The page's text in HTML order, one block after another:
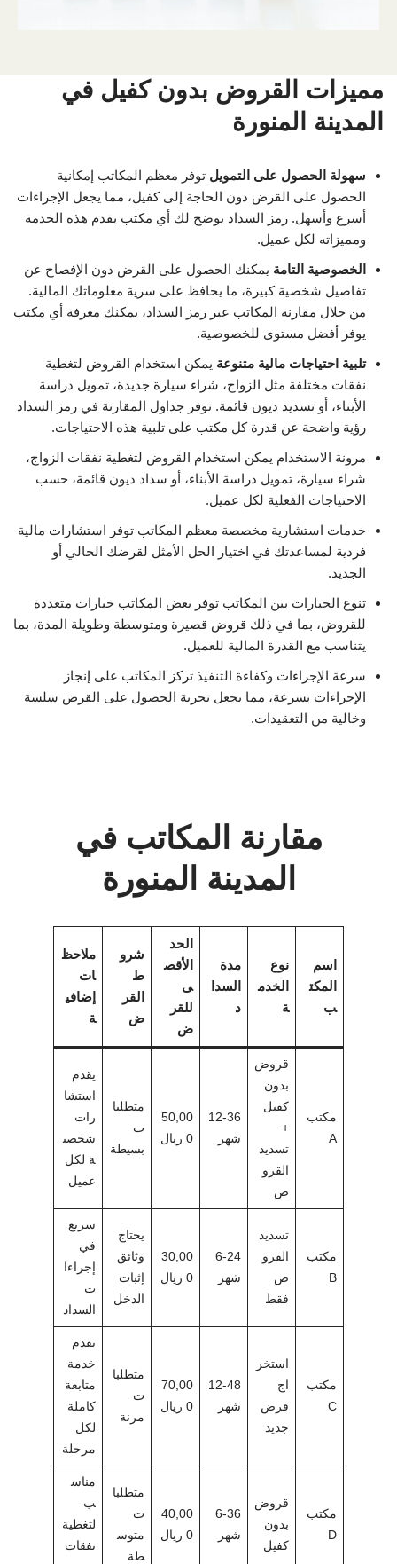
مميزات القروض بدون كفيل في
المدينة المنورة
سهولة الحصول على التمويل توفر معظم المكاتب إمكانية
الحصول على القرض دون الحاجة إلى كفيل، مما يجعل الإجراءات
أسرع وأسهل. رمز السداد يوضح لك أي مكتب يقدم هذه الخدمة
ومميزاته لكل عميل.
الخصوصية التامة يمكنك الحصول على القرض دون الإفصاح عن
تفاصيل شخصية كبيرة، ما يحافظ على سرية معلوماتك المالية.
من خلال مقارنة المكاتب عبر رمز السداد، يمكنك معرفة أي مكتب
يوفر أفضل مستوى للخصوصية.
تلبية احتياجات مالية متنوعة يمكن استخدام القروض لتغطية
نفقات مختلفة مثل الزواج، شراء سيارة جديدة، تمويل دراسة
الأبناء، أو تسديد ديون قائمة. توفر جداول المقارنة في رمز السداد
رؤية واضحة عن قدرة كل مكتب على تلبية هذه الاحتياجات.
مرونة الاستخدام يمكن استخدام القروض لتغطية نفقات الزواج،
شراء سيارة، تمويل دراسة الأبناء، أو سداد ديون قائمة، حسب
الاحتياجات الفعلية لكل عميل.
خدمات استشارية مخصصة معظم المكاتب توفر استشارات مالية
فردية لمساعدتك في اختيار الحل الأمثل لقرضك الحالي أو
الجديد.
تنوع الخيارات بين المكاتب توفر بعض المكاتب خيارات متعددة
للقروض، بما في ذلك قروض قصيرة ومتوسطة وطويلة المدة، بما
يتناسب مع القدرة المالية للعميل.
سرعة الإجراءات وكفاءة التنفيذ تركز المكاتب على إنجاز
الإجراءات بسرعة، مما يجعل تجربة الحصول على القرض سلسة
وخالية من التعقيدات.
مقارنة المكاتب في
المدينة المنورة
اسم
المكت
ب
نوع
الخدم
ة
مدة
السدا
د
الحد
الأقص
ى
للقر
ض
شرو
ط
القر
ض
ملاحظ
ات
إضافي
ة
مكتب
A
قروض
بدون
كفيل
+
تسديد
القرو
ض
12-36
شهر
50,00
0 ريال
متطلبا
ت
بسيطة
يقدم
استشا
رات
شخصي
ة لكل
عميل
مكتب
B
تسديد
القرو
ض
فقط
6-24
شهر
30,00
0 ريال
يحتاج
وثائق
إثبات
الدخل
سريع
في
إجراءا
ت
السداد
مكتب
C
استخر
اج
قرض
جديد
12-48
شهر
70,00
0 ريال
متطلبا
ت
مرنة
يقدم
خدمة
متابعة
كاملة
لكل
مرحلة
مكتب
D
قروض
بدون
كفيل
6-36
شهر
40,00
0 ريال
متطلبا
ت
متوس
طة
مناس
ب
لتغطية
نفقات